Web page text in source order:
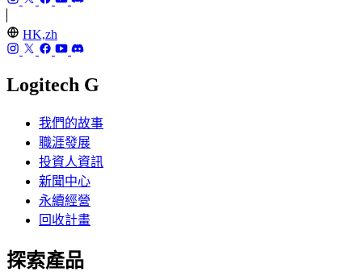
HK,zh
Logitech G
我們的故事
職涯發展
投資人資訊
新聞中心
永續經營
回收計畫
探索產品